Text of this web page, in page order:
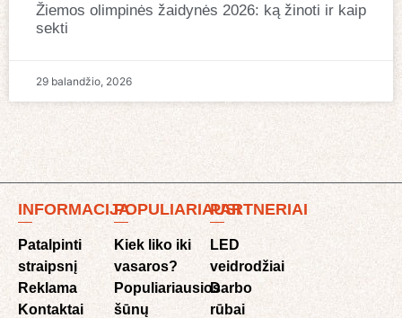
Žiemos olimpinės žaidynės 2026: ką žinoti ir kaip
sekti
29 balandžio, 2026
INFORMACIJA
Patalpinti
straipsnį
Reklama
Kontaktai
POPULIARIAUSI
Kiek liko iki
vasaros?
Populiariausios
šūnų
PARTNERIAI
LED
veidrodžiai
Darbo
rūbai